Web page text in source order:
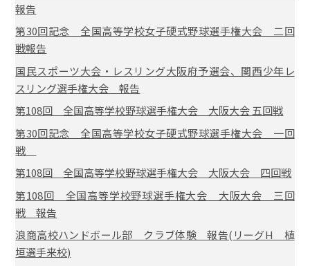
報告
第30回記念 全国高等学校女子硬式野球選手権大会 二回
戦報告
国民スポーツ大会・レスリング大阪府予選会、関西少年レ
スリング選手権大会 報告
第108回 全国高等学校野球選手権大会 大阪大会 五回戦
第30回記念 全国高等学校女子硬式野球選手権大会 一回
戦
第108回 全国高等学校野球選手権大会 大阪大会 四回戦
第108回 全国高等学校野球選手権大会 大阪大会 三回
戦 報告
浪商高校ハンドボール部 クラブ体験 報告(リーグH 植
垣選手来校)